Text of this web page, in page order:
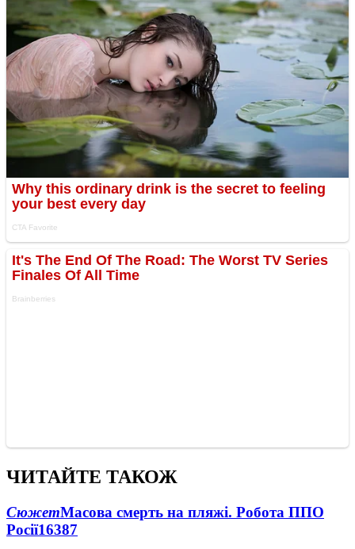
ЧИТАЙТЕ ТАКОЖ
СюжетМасова смерть на пляжі. Робота ППО
Росії16387